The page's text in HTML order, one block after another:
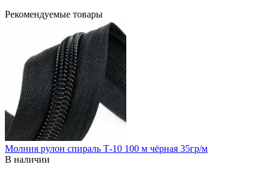
Рекомендуемые товары
Молния рулон спираль Т-10 100 м чёрная 35гр/м
В наличии